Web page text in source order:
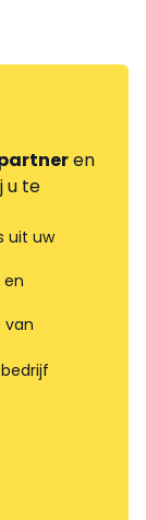
en
u te
uit uw
en
van